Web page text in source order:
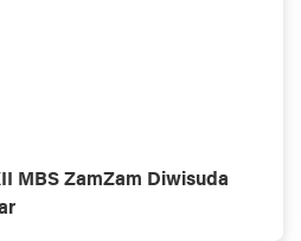
MBS ZamZam Diwisuda